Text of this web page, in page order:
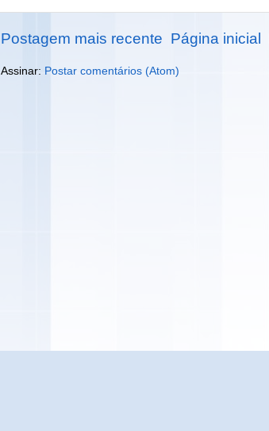
Postagem mais recente Página inicial
Assinar: Postar comentários (Atom)